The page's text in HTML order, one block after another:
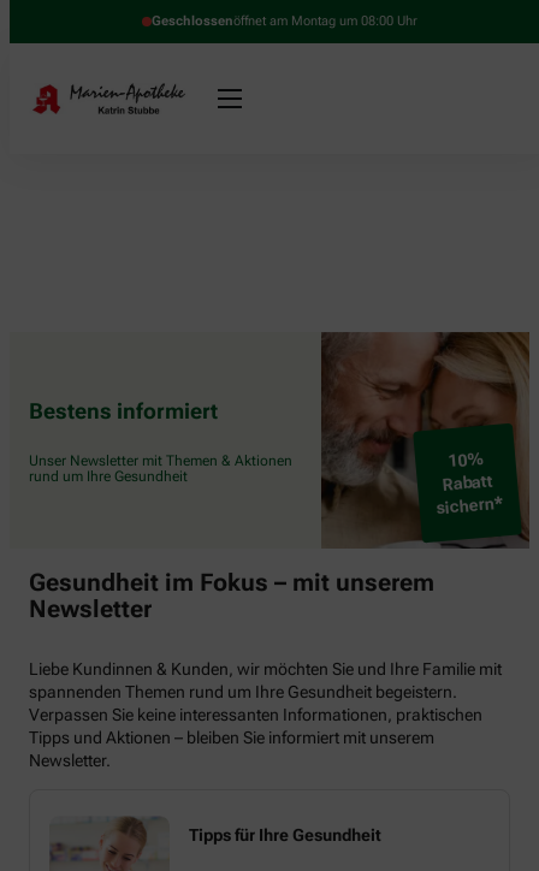
Geschlossenöffnet am Montag um 08:00 Uhr
Bestens informiert
Unser Newsletter mit Themen & Aktionen
rund um Ihre Gesundheit
10%
Rabatt
sichern*
Gesundheit im Fokus – mit unserem
Newsletter
Liebe Kundinnen & Kunden, wir möchten Sie und Ihre Familie mit
spannenden Themen rund um Ihre Gesundheit begeistern.
Verpassen Sie keine interessanten Informationen, praktischen
Tipps und Aktionen – bleiben Sie informiert mit unserem
Newsletter.
Tipps für Ihre Gesundheit